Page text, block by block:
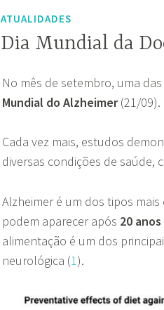
ATUALIDADES
Dia Mundial da
No mês de setembro, uma
Mundial do Alzheimer(21/09).
Cada vez mais, estudos
diversas condições de saúde,
Alzheimer é um dos tipos
podem aparecer após 20 anos
alimentação é um dos
neurológica (1).